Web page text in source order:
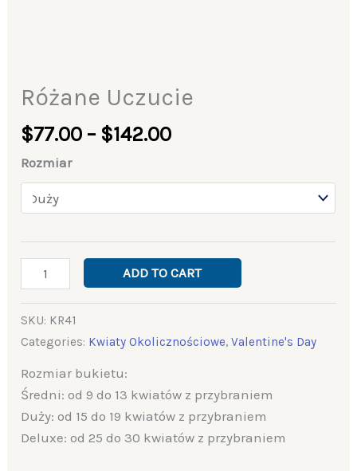
Różane Uczucie
$77.00 – $142.00
Rozmiar
ADD TO CART
SKU: KR41
Categories: Kwiaty Okolicznościowe,Valentine's Day
Rozmiar bukietu:
Średni: od 9 do 13 kwiatów z przybraniem
Duży: od 15 do 19 kwiatów z przybraniem
Deluxe: od 25 do 30 kwiatów z przybraniem